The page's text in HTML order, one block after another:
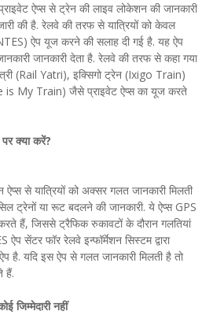
ऐप्‍स से ट्रेन की लाइव लोकेशन की जानकारी
की है. रेलवे की तरफ से यात्रियों को केवल
ऐप यूज करने की सलाह दी गई है. यह ऐप
जानकारी देता है. रेलवे की तरफ से कहा गया
(Rail Yatri), इक्सिगो ट्रेन (Ixigo Train)
is My Train) जैसे प्राइवेट ऐप्‍स का यूज करते
क्‍या करें?
से यात्र‍ियों को अक्‍सर गलत जानकारी मिलती
ट्रेनों या रूट बदलने की जानकारी. ये ऐप्स GPS
हैं, जिससे ट्रैफिक रुकावटों के दौरान गलत‍ियां
सेंटर फॉर रेलवे इन्फॉर्मेशन सिस्टम द्वारा
है. यद‍ि इस ऐप से गलत जानकारी मिलती है तो
हैं.
ज‍िम्‍मेदारी नहीं